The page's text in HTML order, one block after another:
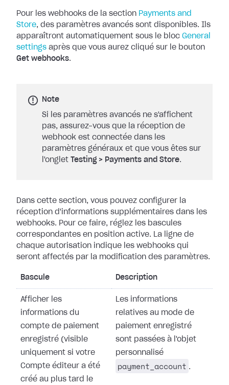
Pour les webhooks de la section Payments and
Store, des paramètres avancés sont disponibles. Ils
apparaîtront automatiquement sous le bloc General
settings après que vous aurez cliqué sur le bouton
Get webhooks.
Note
Si les paramètres avancés ne s'affichent
pas, assurez-vous que la réception de
webhook est connectée dans les
paramètres généraux et que vous êtes sur
l'onglet
Testing > Payments and Store.
Dans cette section, vous pouvez configurer la
réception d'informations supplémentaires dans les
webhooks. Pour ce faire, réglez les bascules
correspondantes en position active. La ligne de
chaque autorisation indique les webhooks qui
seront affectés par la modification des paramètres.
Bascule Description
Afficher les
informations du
compte de paiement
enregistré (visible
uniquement si votre
Compte éditeur a été
créé au plus tard le
Les informations
relatives au mode de
paiement enregistré
sont passées à l'objet
personnalisé
payment_account .